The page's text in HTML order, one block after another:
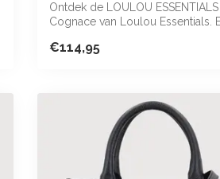
Ontdek de LOULOU
Cognace van Loulou Essentials.
€114,95